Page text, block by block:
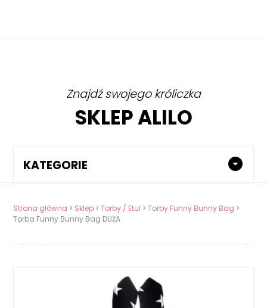
Znajdź swojego króliczka
SKLEP ALILO
KATEGORIE
Strona główna > Sklep > Torby / Etui > Torby Funny Bunny Bag >
Torba Funny Bunny Bag DUŻA